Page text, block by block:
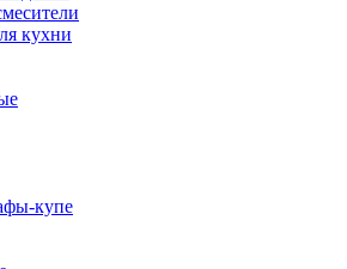
кухни
купе